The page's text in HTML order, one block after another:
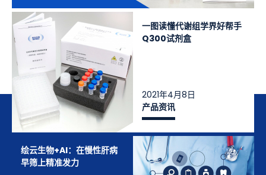
一图读懂代谢组学界好帮手
Q300试剂盒
产品资讯
2021年4月8日
绘云生物+AI：在慢性肝病
早筛上精准发力